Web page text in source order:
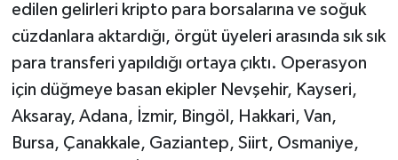
edilen gelirleri kripto para borsalarına ve soğuk
cüzdanlara aktardığı, örgüt üyeleri arasında sık sık
para transferi yapıldığı ortaya çıktı. Operasyon
için düğmeye basan ekipler Nevşehir, Kayseri,
Aksaray, Adana, İzmir, Bingöl, Hakkari, Van,
Bursa, Çanakkale, Gaziantep, Siirt, Osmaniye,